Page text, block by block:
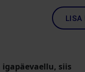
LISA
siis